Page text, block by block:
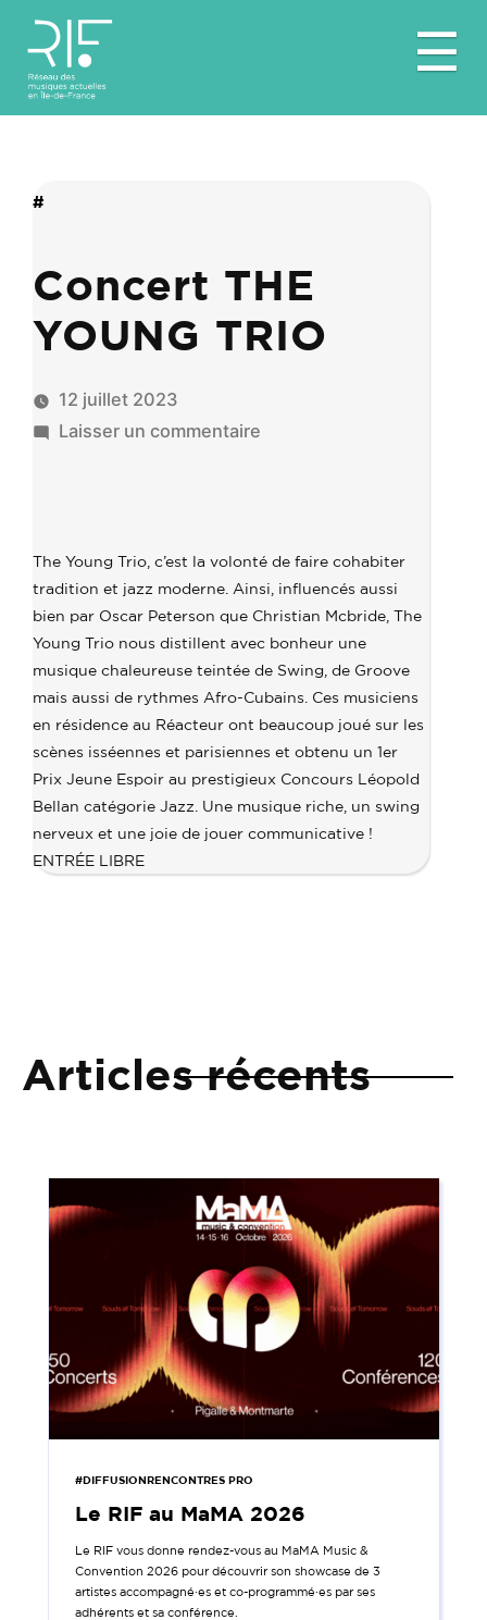
☰
#
Concert THE
YOUNG TRIO
12 juillet 2023
Laisser un commentaire
TRIO
The Young Trio, c’est la volonté de faire cohabiter
tradition et jazz moderne. Ainsi, influencés aussi
bien par Oscar Peterson que Christian Mcbride, The
Young Trio nous distillent avec bonheur une
musique chaleureuse teintée de Swing, de Groove
mais aussi de rythmes Afro-Cubains. Ces musiciens
en résidence au Réacteur ont beaucoup joué sur les
scènes isséennes et parisiennes et obtenu un 1er
Prix Jeune Espoir au prestigieux Concours Léopold
Bellan catégorie Jazz. Une musique riche, un swing
nerveux et une joie de jouer communicative !
ENTRÉE LIBRE
Articles récents
#DIFFUSIONRENCONTRES PRO
Le RIF au MaMA 2026
Le RIF vous donne rendez-vous au MaMA Music &
Convention 2026 pour découvrir son showcase de 3
artistes accompagné·es et co-programmé·es par ses
adhérents et sa conférence.